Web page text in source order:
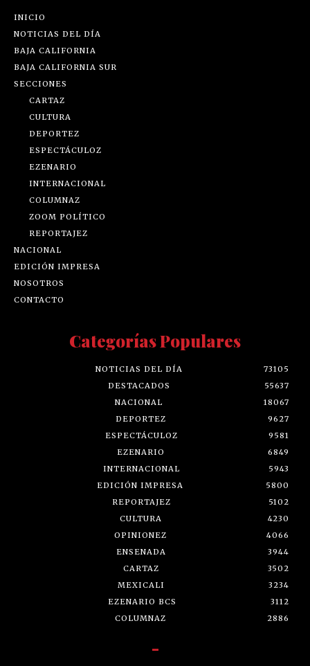
INICIO
NOTICIAS DEL DÍA
BAJA CALIFORNIA
BAJA CALIFORNIA SUR
SECCIONES
CARTAZ
CULTURA
DEPORTEZ
ESPECTÁCULOZ
EZENARIO
INTERNACIONAL
COLUMNAZ
ZOOM POLÍTICO
REPORTAJEZ
NACIONAL
EDICIÓN IMPRESA
NOSOTROS
CONTACTO
Categorías Populares
NOTICIAS DEL DÍA
73105
DESTACADOS
55637
NACIONAL
18067
DEPORTEZ
9627
ESPECTÁCULOZ
9581
EZENARIO
6849
INTERNACIONAL
5943
EDICIÓN IMPRESA
5800
REPORTAJEZ
5102
CULTURA
4230
OPINIONEZ
4066
ENSENADA
3944
CARTAZ
3502
MEXICALI
3234
EZENARIO BCS
3112
COLUMNAZ
2886
-